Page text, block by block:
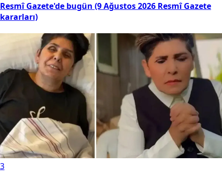
Resmî Gazete'de bugün (9 Ağustos 2026 Resmî Gazete
kararları)
3